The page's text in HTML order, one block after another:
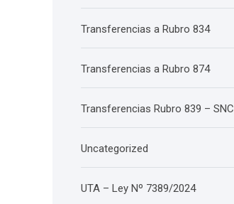
Transferencias a Rubro 834
Transferencias a Rubro 874
Transferencias Rubro 839 – SNC
Uncategorized
UTA – Ley Nº 7389/2024